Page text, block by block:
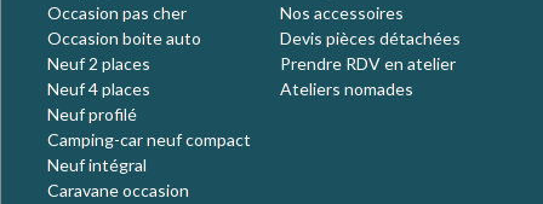
Occasion pas cher
Occasion boite auto
Neuf 2 places
Neuf 4 places
Neuf profilé
Camping-car neuf compact
Neuf intégral
Caravane occasion
Nos accessoires
Devis pièces détachées
Prendre RDV en atelier
Ateliers nomades